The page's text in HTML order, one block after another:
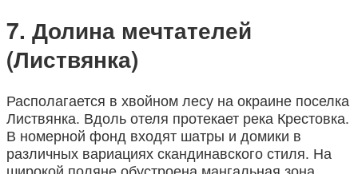
Долина мечтателей
(Листвянка)
Располагается в хвойном лесу на окраине поселка
Листвянка. Вдоль отеля протекает река Крестовка.
В номерной фонд входят шатры и домики в
различных вариациях скандинавского стиля. На